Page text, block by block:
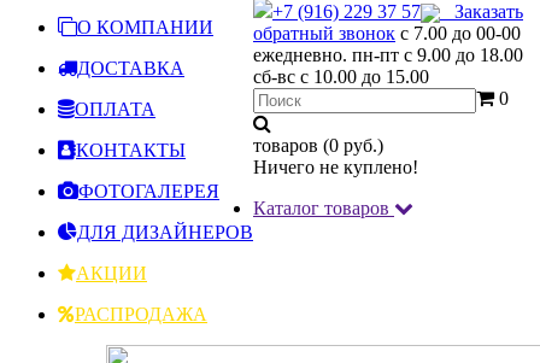
О КОМПАНИИ
ДОСТАВКА
ОПЛАТА
КОНТАКТЫ
ФОТОГАЛЕРЕЯ
ДЛЯ ДИЗАЙНЕРОВ
АКЦИИ
РАСПРОДАЖА
+7 (916) 229 37 57
Заказать
обратный звонок с 7.00 до 00-00
ежедневно. пн-пт с 9.00 до 18.00
сб-вс с 10.00 до 15.00
0
товаров (0 руб.)
Ничего не куплено!
Каталог товаров